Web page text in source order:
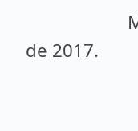
de 2017.